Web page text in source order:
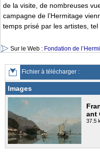
de la visite, de nombreuses
campagne de l’Hermitage
temps prisé par les artistes, tel
Sur le Web : Fondation de
Fichier à télécharger :
Images
ant
37.5